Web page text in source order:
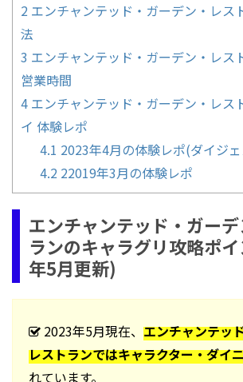
2 エンチャンテッド・ガーデン・レス
法
3 エンチャンテッド・ガーデン・レス
営業時間
4 エンチャンテッド・ガーデン・レス
イ 体験レポ
4.1 2023年4月の体験レポ(ダイジ
4.2 22019年3月の体験レポ
エンチャンテッド・ガー
ランのキャラグリ攻略ポ
年5月更新)
2023年5月現在、 エンチャンテッ
レストランではキャラクター・ダイ
れています。